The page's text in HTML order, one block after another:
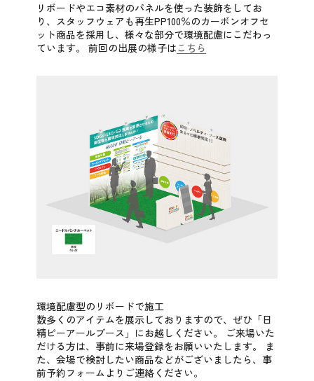
リボードやエコ素材のパネルを使った装飾をしてお
り、スタッフウェアも再生PP100％のカーボンオフセ
ット商品を採用し、様々な部分で環境配慮にこだわっ
ています。 前回の出展の様子はこちら
環境配慮型のリボードで施工
数多くのアイテムを展示しておりますので、ぜひ「日
精ピーアールブース」にお越しください。
ご来場いた
だける方は、事前に来場登録をお願いいたします。
ま
た、会場で検討したい商品などがございましたら、事
前予約フォームよりご連絡ください。